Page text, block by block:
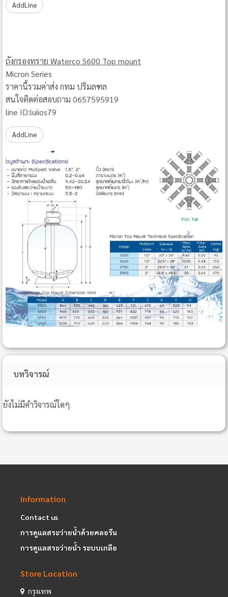
AddLine
ถังกรองทราย Waterco S600 Top mount
Micron Series
ราคานี้รวมค่าส่ง กทม ปริมลฑล
สนใจติดต่อสอบถาม 0657595919
line ID:luiios79
AddLine
บทวิจารณ์
ยังไม่มีคำวิจารณ์ใดๆ
Information
Contact us
การดูแลสระว่ายน้ำด้วยคลอรีน
การดูแลสระว่ายน้ำ ระบบเกลือ
Store Location
กรุงเทพ